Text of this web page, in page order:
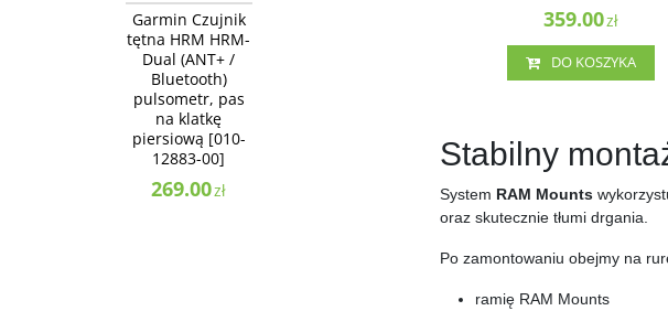
359.00zł
DO KOSZYKA
Stabilny
System RAM Mounts
oraz skutecznie tłumi drgania.
Po zamontowaniu obejmy na
ramię RAM Mounts
BESTSELLER
Garmin Czujnik
tętna HRM HRM-
Dual (ANT+ /
Bluetooth)
pulsometr, pas
na klatkę
piersiową [010-
12883-00]
269.00zł